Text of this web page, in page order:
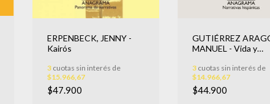
ERPENBECK, JENNY -
Kairós
3cuotas sin interés de
$15.966,67
$47.900
GUTIÉRREZ
MANUEL - Vida y
3 cuotas sin interés de
$14.966,67
$44.900